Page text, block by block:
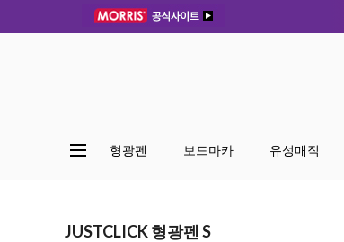
형광펜 보드마카 유성매직
JUSTCLICK 형광펜 S